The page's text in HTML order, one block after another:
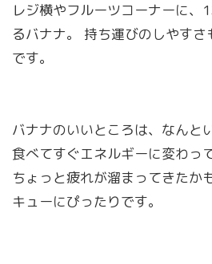
レジ横やフルーツコーナーに、
るバナナ。 持ち運びのしやす
です。
バナナのいいところは、なんと
食べてすぐエネルギーに変わっ
ちょっと疲れが溜まってきたか
キューにぴったりです。